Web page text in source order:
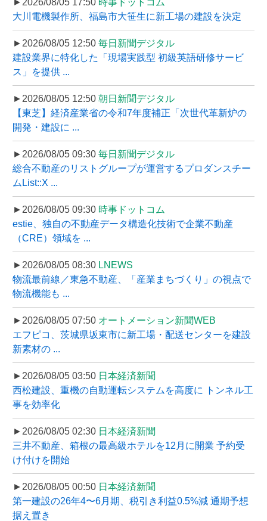
大川電機製作所、福島市大笹生に新工場の建設を決定
►2026/08/05 12:50 毎日新聞デジタル
建設業界に特化した「現場実践型 初級英語研修サービ
ス」を提供 ...
►2026/08/05 12:50 朝日新聞デジタル
【東芝】経済産業省の令和7年度補正「次世代革新炉の
開発・建設に ...
►2026/08/05 09:30 毎日新聞デジタル
総合不動産のリストグループが運営するプロダンスチー
ムList::X ...
►2026/08/05 09:30 時事ドットコム
estie、独自の不動産データ構造化技術で企業不動産
（CRE）領域を ...
►2026/08/05 08:30 LNEWS
物流最前線／東急不動産、「産業まちづくり」の視点で
物流機能も ...
►2026/08/05 07:50 オートメーション新聞WEB
エフピコ、茨城県坂東市に新工場・配送センターを建設
新素材の ...
►2026/08/05 03:50 日本経済新聞
西松建設、重機の自動運転システムを高度に トンネル工
事を効率化
►2026/08/05 02:30 日本経済新聞
三井不動産、箱根の最高級ホテルを12月に開業 予約受
け付けを開始
►2026/08/05 00:50 日本経済新聞
第一建設の26年4〜6月期、税引き利益0.5%減 通期予想
据え置き